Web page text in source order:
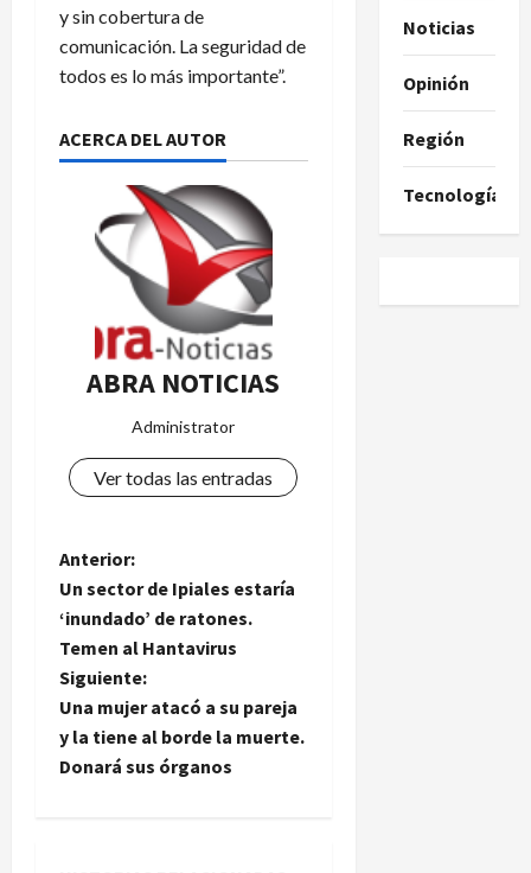
y sin cobertura de
comunicación. La seguridad de
todos es lo más importante”.
ACERCA DEL AUTOR
ABRA NOTICIAS
Administrator
Ver todas las entradas
N
a
v
e
g
Anterior:
Un sector de Ipiales estaría
‘inundado’ de ratones.
Temen al Hantavirus
Siguiente:
Una mujer atacó a su pareja
y la tiene al borde la muerte.
Donará sus órganos
Noticias
Opinión
Región
Tecnología